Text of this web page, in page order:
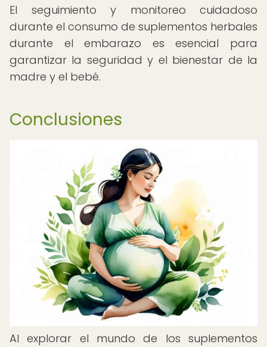
El seguimiento y monitoreo cuidadoso
durante el consumo de suplementos herbales
durante el embarazo es esencial para
garantizar la seguridad y el bienestar de la
madre y el bebé.
Conclusiones
Al explorar el mundo de los suplementos